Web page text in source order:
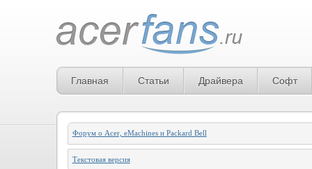
Главная Статьи Драйвера Софт
Форум о Acer, eMachines и Packard Bell
Текстовая версия